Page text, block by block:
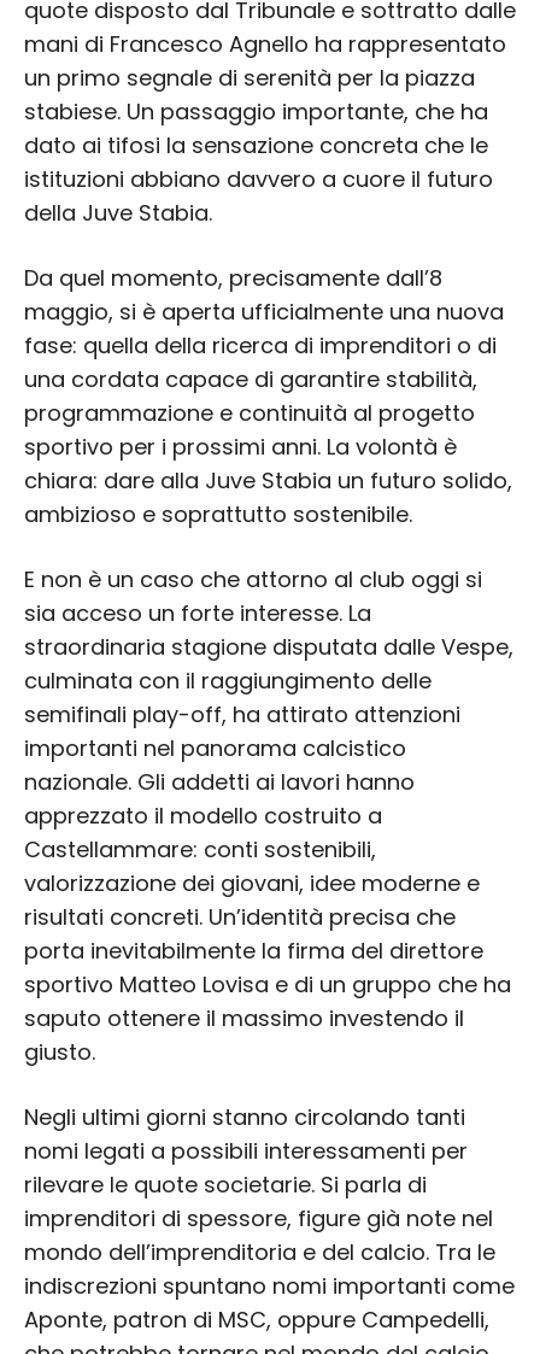
quote disposto dal Tribunale e sottratto dalle
mani di Francesco Agnello ha rappresentato
un primo segnale di serenità per la piazza
stabiese. Un passaggio importante, che ha
dato ai tifosi la sensazione concreta che le
istituzioni abbiano davvero a cuore il futuro
della Juve Stabia.
Da quel momento, precisamente dall’8
maggio, si è aperta ufficialmente una nuova
fase: quella della ricerca di imprenditori o di
una cordata capace di garantire stabilità,
programmazione e continuità al progetto
sportivo per i prossimi anni. La volontà è
chiara: dare alla Juve Stabia un futuro solido,
ambizioso e soprattutto sostenibile.
E non è un caso che attorno al club oggi si
sia acceso un forte interesse. La
straordinaria stagione disputata dalle Vespe,
culminata con il raggiungimento delle
semifinali play-off, ha attirato attenzioni
importanti nel panorama calcistico
nazionale. Gli addetti ai lavori hanno
apprezzato il modello costruito a
Castellammare: conti sostenibili,
valorizzazione dei giovani, idee moderne e
risultati concreti. Un’identità precisa che
porta inevitabilmente la firma del direttore
sportivo Matteo Lovisa e di un gruppo che ha
saputo ottenere il massimo investendo il
giusto.
Negli ultimi giorni stanno circolando tanti
nomi legati a possibili interessamenti per
rilevare le quote societarie. Si parla di
imprenditori di spessore, figure già note nel
mondo dell’imprenditoria e del calcio. Tra le
indiscrezioni spuntano nomi importanti come
Aponte, patron di MSC, oppure Campedelli,